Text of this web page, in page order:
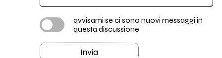
avvisami se ci sono nuovi messaggi in
questa discussione
Invia